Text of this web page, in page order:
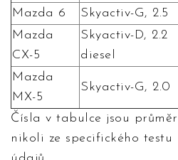
Mazda 6
Skyactiv-G, 2.5
Mazda
CX-5
Skyactiv-D, 2.2
diesel
Mazda
MX-5
Skyactiv-G, 2.0
Čísla v tabulce jsou
nikoli ze specifického testu